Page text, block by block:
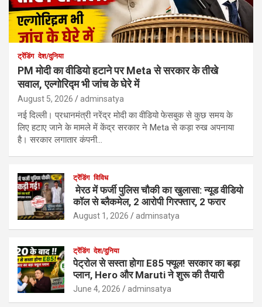
ट्रेंडिंग देश/दुनिया
PM मोदी का वीडियो हटाने पर Meta से सरकार के तीखे
सवाल, एल्गोरिद्म भी जांच के घेरे में
August 5, 2026 adminsatya
नई दिल्ली। प्रधानमंत्री नरेंद्र मोदी का वीडियो फेसबुक से कुछ समय के
लिए हटाए जाने के मामले में केंद्र सरकार ने Meta से कड़ा रुख अपनाया
है। सरकार लगातार कंपनी…
ट्रेंडिंग विविध
मेरठ में फर्जी पुलिस चौकी का खुलासा: न्यूड वीडियो
कॉल से ब्लैकमेल, 2 आरोपी गिरफ्तार, 2 फरार
August 1, 2026 adminsatya
ट्रेंडिंग देश/दुनिया
पेट्रोल से सस्ता होगा E85 फ्यूल! सरकार का बड़ा
प्लान, Hero और Maruti ने शुरू की तैयारी
June 4, 2026 adminsatya